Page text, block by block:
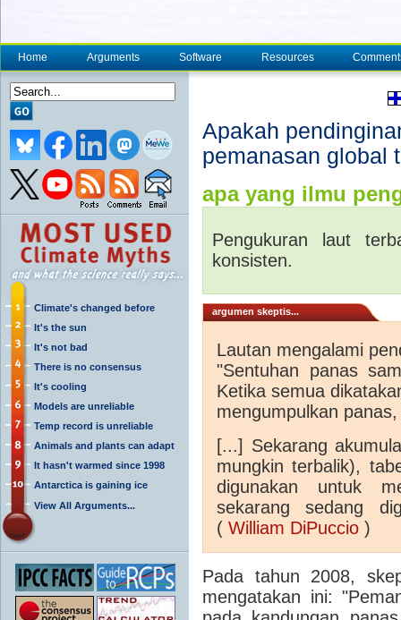
Home Arguments Software Resources
Climate's changed before
It's the sun
It's not bad
There is no consensus
It's cooling
Models are unreliable
Temp record is unreliable
Animals and plants can adapt
It hasn't warmed since 1998
Antarctica is gaining ice
View All Arguments...
Apakah
pemanasan global
apa yang ilmu
Pengukuran laut
konsisten.
argumen skeptis...
Lautan mengalami
"Sentuhan panas
Ketika semua
mengumpulkan
[...] Sekarang
mungkin terbalik),
digunakan untuk
sekarang sedang
( William DiPuccio )
Pada tahun 2008,
mengatakan ini: